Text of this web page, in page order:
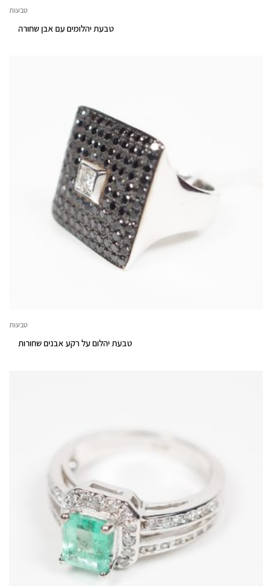
טבעות
טבעת יהלומים עם אבן שחורה
טבעות
טבעת יהלום על רקע אבנים שחורות